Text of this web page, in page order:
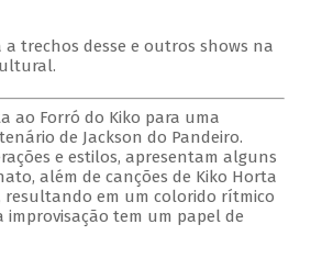
trechos desse e outros shows na
ao Forró do Kiko para uma
de Jackson do Pandeiro.
e estilos, apresentam alguns
além de canções de Kiko Horta
resultando em um colorido rítmico
improvisação tem um papel de